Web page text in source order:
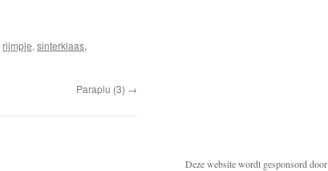
rijmpje, sinterklaas,
Paraplu (3) →
Deze website wordt gesponsord door